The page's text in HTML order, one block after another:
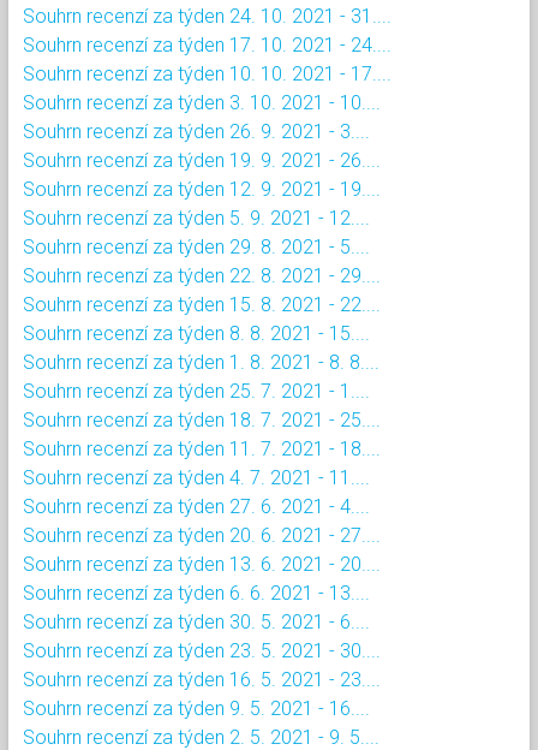
Souhrn recenzí za týden 24. 10. 2021 - 31....
Souhrn recenzí za týden 17. 10. 2021 - 24....
Souhrn recenzí za týden 10. 10. 2021 - 17....
Souhrn recenzí za týden 3. 10. 2021 - 10....
Souhrn recenzí za týden 26. 9. 2021 - 3....
Souhrn recenzí za týden 19. 9. 2021 - 26....
Souhrn recenzí za týden 12. 9. 2021 - 19....
Souhrn recenzí za týden 5. 9. 2021 - 12....
Souhrn recenzí za týden 29. 8. 2021 - 5....
Souhrn recenzí za týden 22. 8. 2021 - 29....
Souhrn recenzí za týden 15. 8. 2021 - 22....
Souhrn recenzí za týden 8. 8. 2021 - 15....
Souhrn recenzí za týden 1. 8. 2021 - 8. 8....
Souhrn recenzí za týden 25. 7. 2021 - 1....
Souhrn recenzí za týden 18. 7. 2021 - 25....
Souhrn recenzí za týden 11. 7. 2021 - 18....
Souhrn recenzí za týden 4. 7. 2021 - 11....
Souhrn recenzí za týden 27. 6. 2021 - 4....
Souhrn recenzí za týden 20. 6. 2021 - 27....
Souhrn recenzí za týden 13. 6. 2021 - 20....
Souhrn recenzí za týden 6. 6. 2021 - 13....
Souhrn recenzí za týden 30. 5. 2021 - 6....
Souhrn recenzí za týden 23. 5. 2021 - 30....
Souhrn recenzí za týden 16. 5. 2021 - 23....
Souhrn recenzí za týden 9. 5. 2021 - 16....
Souhrn recenzí za týden 2. 5. 2021 - 9. 5....